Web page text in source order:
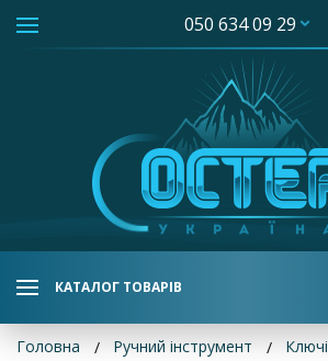
050 634 09 29
КАТАЛОГ ТОВАРІВ
Головна Ручний інструмент
Ключі